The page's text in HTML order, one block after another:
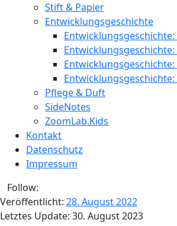
Stift & Papier
Entwicklungsgeschichte
Entwicklungsgeschichte:
Entwicklungsgeschichte:
Entwicklungsgeschichte:
Pflege & Duft
SideNotes
ZoomLab.Kids
Kontakt
Datenschutz
Impressum
Follow:
Veröffentlicht: 28. August 2022
Letztes Update: 30. August 2023